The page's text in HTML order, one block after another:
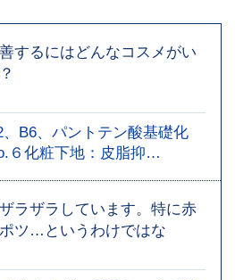
するにはどんなコスメがい
B6、パントテン酸基礎化
６化粧下地：皮脂抑…
ラザラしています。特に赤
ツ…というわけではな